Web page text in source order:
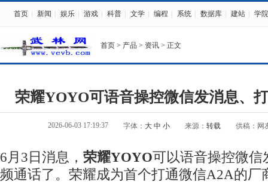
首页 新闻 娱乐 游戏 科普 文学 编程 系统 数据库 建站 学院
首页 > 产品 > 资讯 > 正文
荣耀YOYO可语音操控微信发消息、
2026-06-03 17:19:37 字体： 大 中 小 来源： 转载 供稿：网
6月3日消息， 荣耀YOYO可以语音操控微信
频通话了。荣耀成为首个打通微信A2A的厂